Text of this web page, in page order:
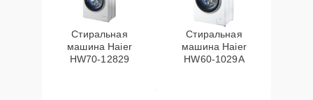
Стиральная
машина Haier
HW70-12829
Стиральная
машина Haier
HW60-1029A